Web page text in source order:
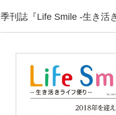
季刊誌『Life Smile -生き活